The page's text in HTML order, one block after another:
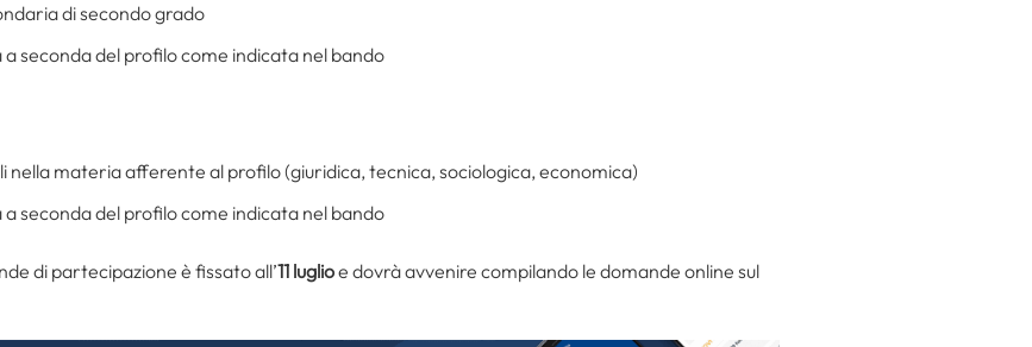
di secondo grado
seconda del profilo come indicata nel bando
nella materia afferente al profilo (giuridica, tecnica, sociologica, economica)
seconda del profilo come indicata nel bando
di partecipazione è fissato all’11 luglioe dovrà avvenire compilando le domande online sul